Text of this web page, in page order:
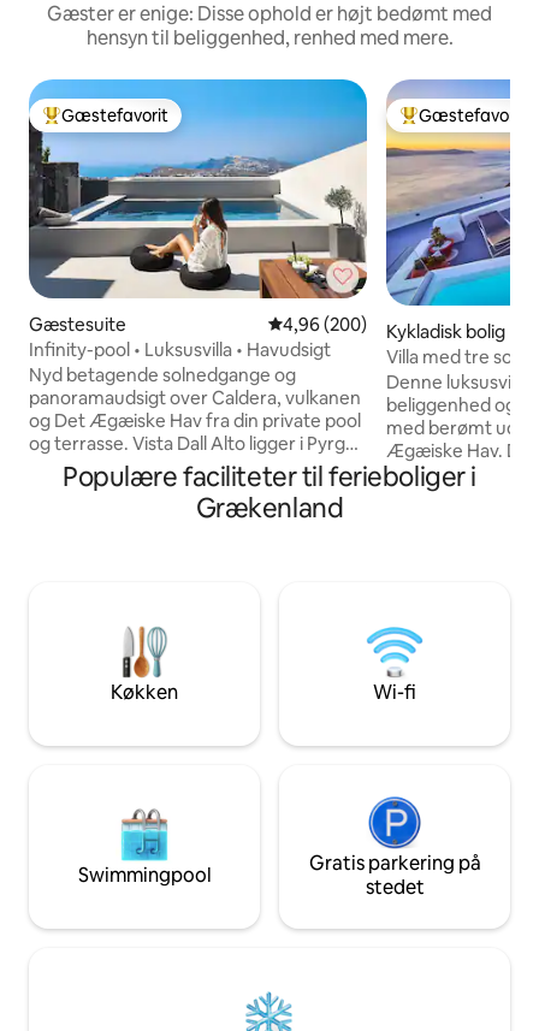
Gæster er enige: Disse ophold er højt bedømt med
hensyn til beliggenhed, renhed med mere.
Bedste gæstefavorit
Gæstefavorit
Gæstesuite 4,96 ud af 5 i gennemsnitlig
4,96 (200)
Infinity-pool • Luksusvilla • Havudsigt
Nyd betagende solnedgange og
panoramaudsigt over Caldera, vulkanen
og Det Ægæiske Hav fra din private pool
og terrasse. Vista Dall Alto ligger i Pyrgos
og kombinerer privatliv, komfort og nem
adgang til alle hjørner af Santorini. Villaen
har 2 komfortable soveværelser, 2
morgenmad og daglig rengøring, mens
du slapper af ved din private pool og
nyder udsigten over solnedgangen.
Bedste
Gæstefavorit
Kykladisk bolig
Villa med tre
med
Denne luksusvilla
beliggenhed og
med berømt udsigt over Caldera og Det
Ægæiske Hav.
opvarmet jacuzzi
solsenge. Der er
finder du
supermarkeder.
rådighed. Gratis
Populære faciliteter til ferieboliger i
Grækenland
Køkken Wi-fi
Swimmingpool
Gratis parkering på
stedet